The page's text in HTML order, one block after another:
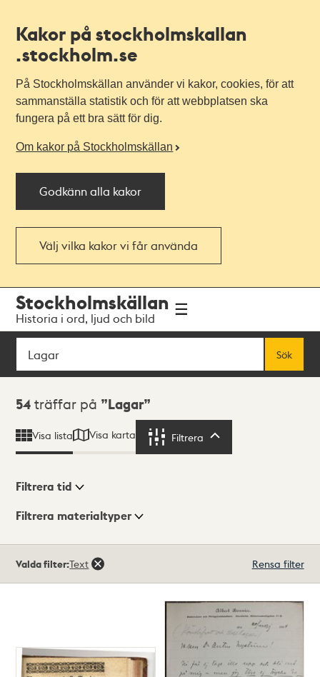
Kakor på stockholmskallan
.stockholm.se
På Stockholmskällan använder vi kakor, cookies, för att
sammanställa statistik och för att webbplatsen ska
fungera på ett bra sätt för dig.
Om kakor på Stockholmskällan
Godkänn alla kakor
Välj vilka kakor vi får använda
navigationen
huvudinnehållet
Stockholmskällan
Historia i ord, ljud och bild
Sök
Sök
Sökresultat
54 träffar på Lagar
Visa lista Visa karta Filtrera
Visningsläge
Filtrera tid
Filtrera materialtyper
träffar
Valda filter:Text Rensa filter